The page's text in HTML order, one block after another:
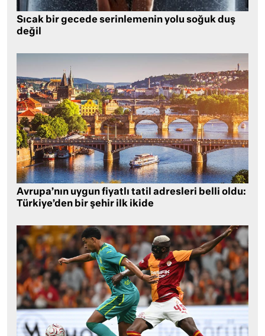
Sıcak bir gecede serinlemenin yolu soğuk duş
değil
Avrupa’nın uygun fiyatlı tatil adresleri belli oldu:
Türkiye’den bir şehir ilk ikide